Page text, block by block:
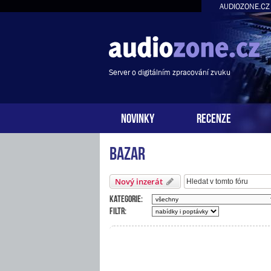
AUDIOZONE.CZ
Server o digitálním zpracování zvuku
NOVINKY RECENZE
Bazar
Nový inzerát
Kategorie:
Filtr: